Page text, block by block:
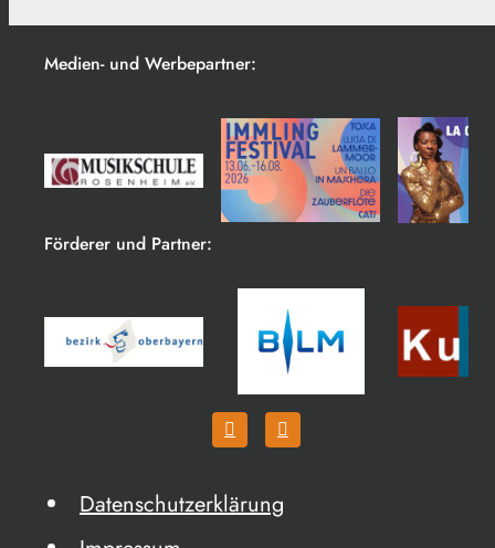
Medien- und Werbepartner:
Förderer und Partner:
Datenschutzerklärung